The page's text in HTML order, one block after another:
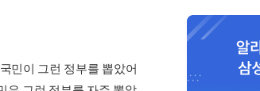
민이 그런 정부를 뽑았어